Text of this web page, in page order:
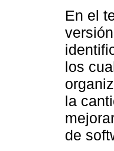
En el
los
la
de